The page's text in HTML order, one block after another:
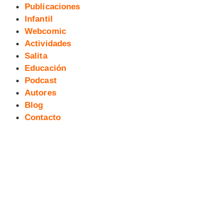
Publicaciones
Infantil
Webcomic
Actividades
Salita
Educación
Podcast
Autores
Blog
Contacto